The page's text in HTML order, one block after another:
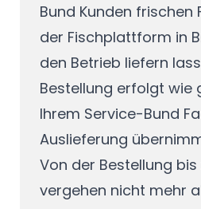
Bund Kunden frischen
der Fischplattform in
den Betrieb liefern
Bestellung erfolgt wie
Ihrem Service-Bund
Auslieferung
Von der Bestellung bis
vergehen nicht mehr